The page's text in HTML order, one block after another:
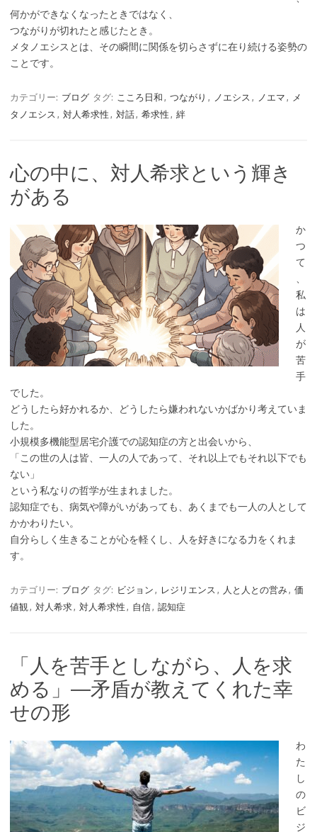
何かができなくなったときではなく、
つながりが切れたと感じたとき。
メタノエシスとは、その瞬間に関係を切らさずに在り続ける姿勢の
ことです。
カテゴリー: ブログ タグ: こころ日和 , つながり , ノエシス , ノエマ ,
メ
タノエシス , 対人希求性 , 対話, 希求性 , 絆
心の中に、対人希求という輝き
がある
か
つ
て
私
は
人
が
苦
手
でした。
どうしたら好かれるか、どうしたら嫌われないかばかり考えていま
した。
小規模多機能型居宅介護での認知症の方と出会いから、
「この世の人は皆、一人の人であって、それ以上でもそれ以下でも
ない」
という私なりの哲学が生まれました。
認知症でも、病気や障がいがあっても、あくまでも一人の人として
かかわりたい。
自分らしく生きることが心を軽くし、人を好きになる力をくれま
す。
カテゴリー: ブログ タグ: ビジョン , レジリエンス , 人と人との営み, 価
値観 , 対人希求, 対人希求性 , 自信, 認知症
「人を苦手としながら、人を求
める」―矛盾が教えてくれた幸
せの形
わ
た
し
の
ビ
ジ